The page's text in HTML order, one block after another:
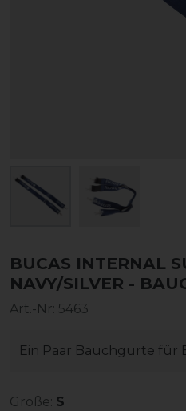
BUCAS INTERNAL
NAVY/SILVER -
Art.-Nr: 5463
Ein Paar Bauchgurte für
Größe: S